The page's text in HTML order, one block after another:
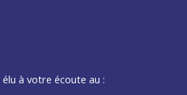
à votre écoute au :